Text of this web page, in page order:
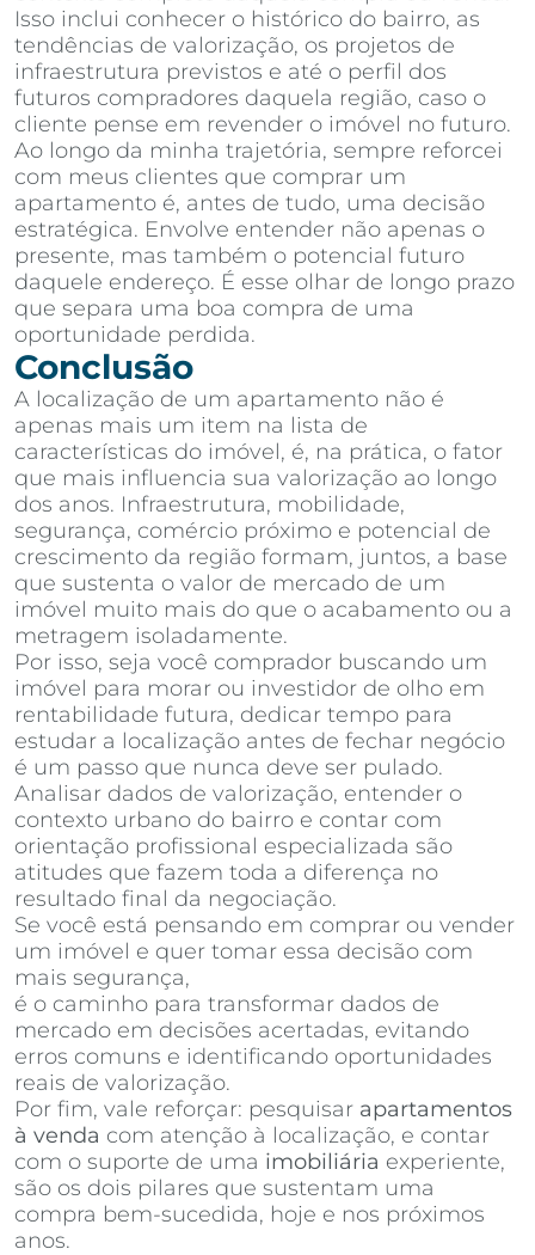
Isso inclui conhecer o histórico do bairro, as
tendências de valorização, os projetos de
infraestrutura previstos e até o perfil dos
futuros compradores daquela região, caso o
cliente pense em revender o imóvel no futuro.
Ao longo da minha trajetória, sempre reforcei
com meus clientes que comprar um
apartamento é, antes de tudo, uma decisão
estratégica. Envolve entender não apenas o
presente, mas também o potencial futuro
daquele endereço. É esse olhar de longo prazo
que separa uma boa compra de uma
oportunidade perdida.
Conclusão
A localização de um apartamento não é
apenas mais um item na lista de
características do imóvel, é, na prática, o fator
que mais influencia sua valorização ao longo
dos anos. Infraestrutura, mobilidade,
segurança, comércio próximo e potencial de
crescimento da região formam, juntos, a base
que sustenta o valor de mercado de um
imóvel muito mais do que o acabamento ou a
metragem isoladamente.
Por isso, seja você comprador buscando um
imóvel para morar ou investidor de olho em
rentabilidade futura, dedicar tempo para
estudar a localização antes de fechar negócio
é um passo que nunca deve ser pulado.
Analisar dados de valorização, entender o
contexto urbano do bairro e contar com
orientação profissional especializada são
atitudes que fazem toda a diferença no
resultado final da negociação.
Se você está pensando em comprar ou vender
um imóvel e quer tomar essa decisão com
mais segurança,
é o caminho para transformar dados de
mercado em decisões acertadas, evitando
erros comuns e identificando oportunidades
reais de valorização.
Por fim, vale reforçar: pesquisar apartamentos
à venda com atenção à localização, e contar
com o suporte de uma imobiliária experiente,
são os dois pilares que sustentam uma
compra bem-sucedida, hoje e nos próximos
anos.